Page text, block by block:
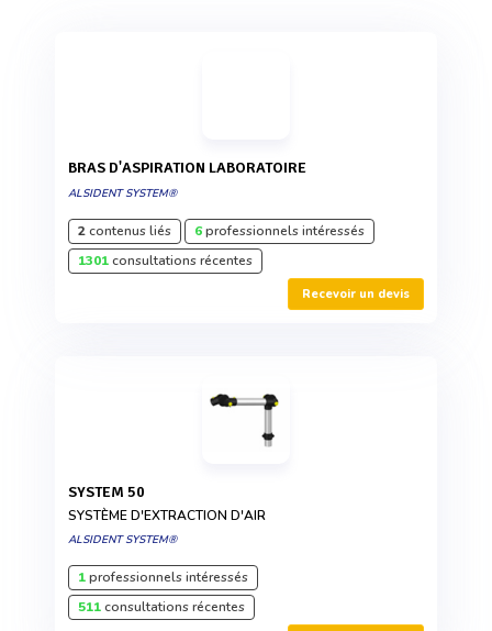
BRAS D'ASPIRATION LABORATOIRE
ALSIDENT SYSTEM®
2contenus liés 6professionnels intéressés
1301consultations récentes
Recevoir un devis
SYSTEM 50
SYSTÈME D'EXTRACTION D'AIR
ALSIDENT SYSTEM®
1professionnels intéressés
511consultations récentes